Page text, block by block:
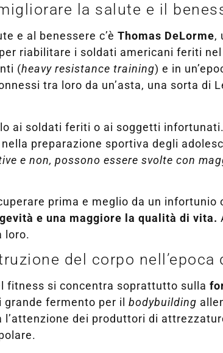
la salute e il
e al benessere c’è Thomas DeLorme,
riabilitare i soldati americani feriti
(heavy resistance training) e in
tra loro da un’asta, una sorta di
ai soldati feriti o ai soggetti
preparazione sportiva degli
e non, possono essere svolte con
prima e meglio da un
e una maggiore la qualità di vita.
loro.
del corpo nell’epoca
fitness si concentra soprattutto sulla
fermento per il bodybuilding
dei produttori di